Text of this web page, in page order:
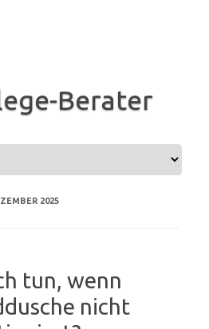
Berater
2025
tun, wenn
nicht